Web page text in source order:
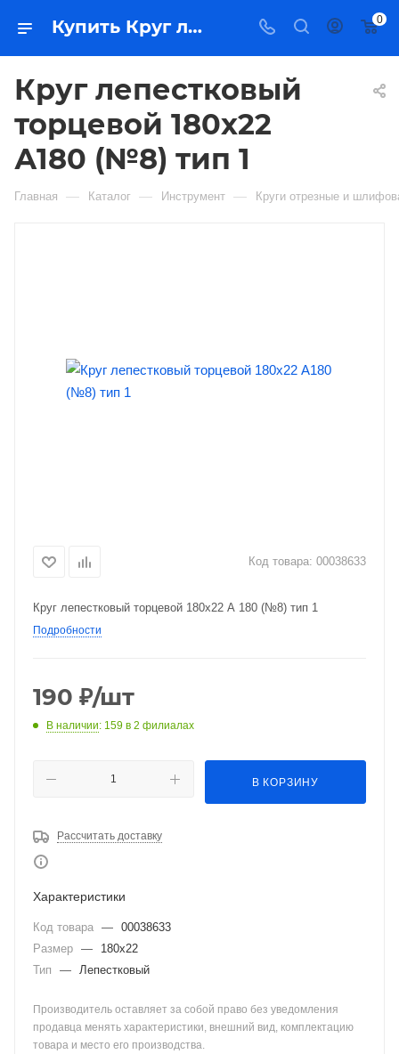
Купить Круг лепестковый торцевой 180х22 А180 (№8) тип 1 в Якутске — цена, характеристики, подбор | Востоктехторг 0
Круг лепестковый
торцевой 180х22
А180 (№8) тип 1
Главная — Каталог — Инструмент — Круги отрезные и
Код товара: 00038633
Круг лепестковый торцевой 180х22 А 180 (№8) тип 1
Подробности
190 ₽/шт
В наличии: 159 в 2 филиалах
В КОРЗИНУ
Рассчитать доставку
Характеристики
Код товара — 00038633
Размер —
180х22
Тип
— Лепестковый
Производитель оставляет за собой право без уведомления
продавца менять характеристики, внешний вид, комплектацию
товара и место его производства.